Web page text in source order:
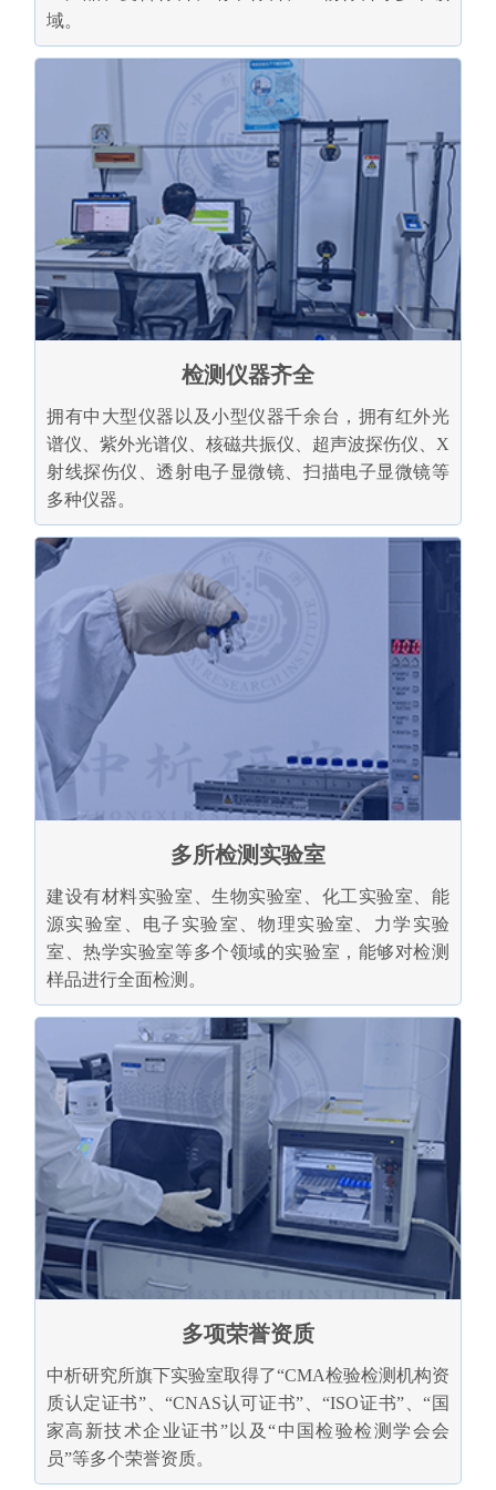
域。
检测仪器齐全
拥有中大型仪器以及小型仪器千余台，拥有红外光
谱仪、紫外光谱仪、核磁共振仪、超声波探伤仪、X
射线探伤仪、透射电子显微镜、扫描电子显微镜等
多种仪器。
多所检测实验室
建设有材料实验室、生物实验室、化工实验室、能
源实验室、电子实验室、物理实验室、力学实验
室、热学实验室等多个领域的实验室，能够对检测
样品进行全面检测。
多项荣誉资质
中析研究所旗下实验室取得了“CMA检验检测机构资
质认定证书”、“CNAS认可证书”、“ISO证书”、“国
家高新技术企业证书”以及“中国检验检测学会会
员”等多个荣誉资质。